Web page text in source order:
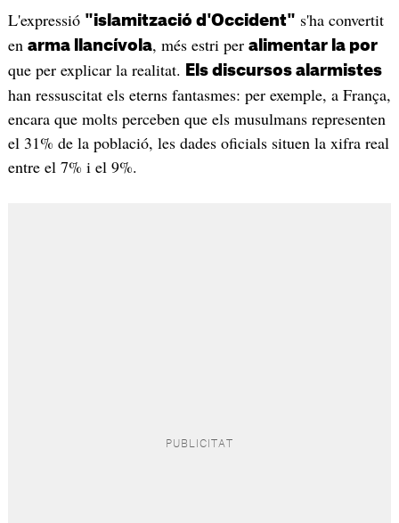
L'expressió "islamització d'Occident" s'ha convertit
en arma llancívola, més estri per alimentar la por
que per explicar la realitat. Els discursos alarmistes
han ressuscitat els eterns fantasmes: per exemple, a França,
encara que molts perceben que els musulmans representen
el 31% de la població, les dades oficials situen la xifra real
entre el 7% i el 9%.